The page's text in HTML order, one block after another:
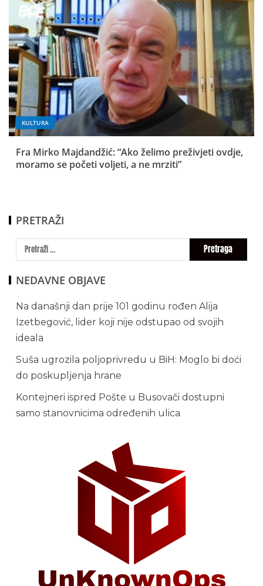
KULTURA
Fra Mirko Majdandžić: “Ako želimo preživjeti ovdje,
moramo se početi voljeti, a ne mrziti”
PRETRAŽI
NEDAVNE OBJAVE
Na današnji dan prije 101 godinu rođen Alija
Izetbegović, lider koji nije odstupao od svojih
ideala
Suša ugrozila poljoprivredu u BiH: Moglo bi doći
do poskupljenja hrane
Kontejneri ispred Pošte u Busovači dostupni
samo stanovnicima određenih ulica